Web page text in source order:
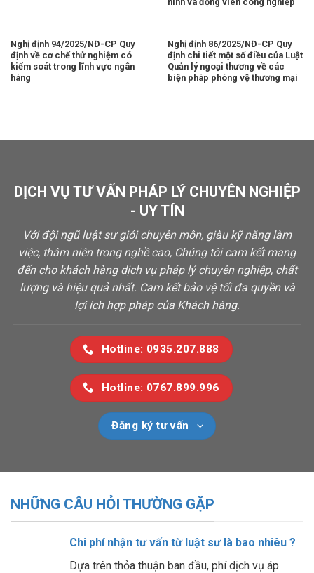
Nghị định 94/2025/NĐ-CP Quy
định về cơ chế thử nghiệm có
kiểm soát trong lĩnh vực ngân
hàng
Nghị định 86/2025/NĐ-CP Quy
định chi tiết một số điều của Luật
Quản lý ngoại thương về các
biện pháp phòng vệ thương mại
DỊCH VỤ TƯ VẤN PHÁP LÝ CHUYÊN NGHIỆP
- UY TÍN
Với đội ngũ luật sư giỏi chuyên môn, giàu kỹ năng làm
việc, thâm niên trong nghề cao, Chúng tôi cam kết mang
đến cho khách hàng dịch vụ pháp lý chuyên nghiệp, chất
lượng và hiệu quả nhất. Cam kết bảo vệ tối đa quyền và
lợi ích hợp pháp của Khách hàng.
Hotline: 0935.207.888
Hotline: 0767.899.996
Đăng ký tư vấn
NHỮNG CÂU HỎI THƯỜNG GẶP
Chi phí nhận tư vấn từ luật sư là bao nhiêu ?
Dựa trên thỏa thuận ban đầu, phí dịch vụ áp